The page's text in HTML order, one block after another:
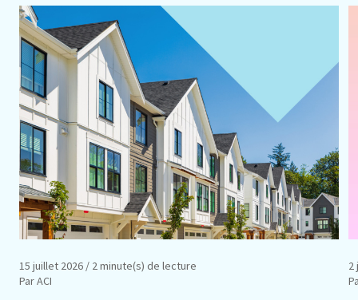
15 juillet 2026 / 2 minute(s) de lecture
Par ACI
2